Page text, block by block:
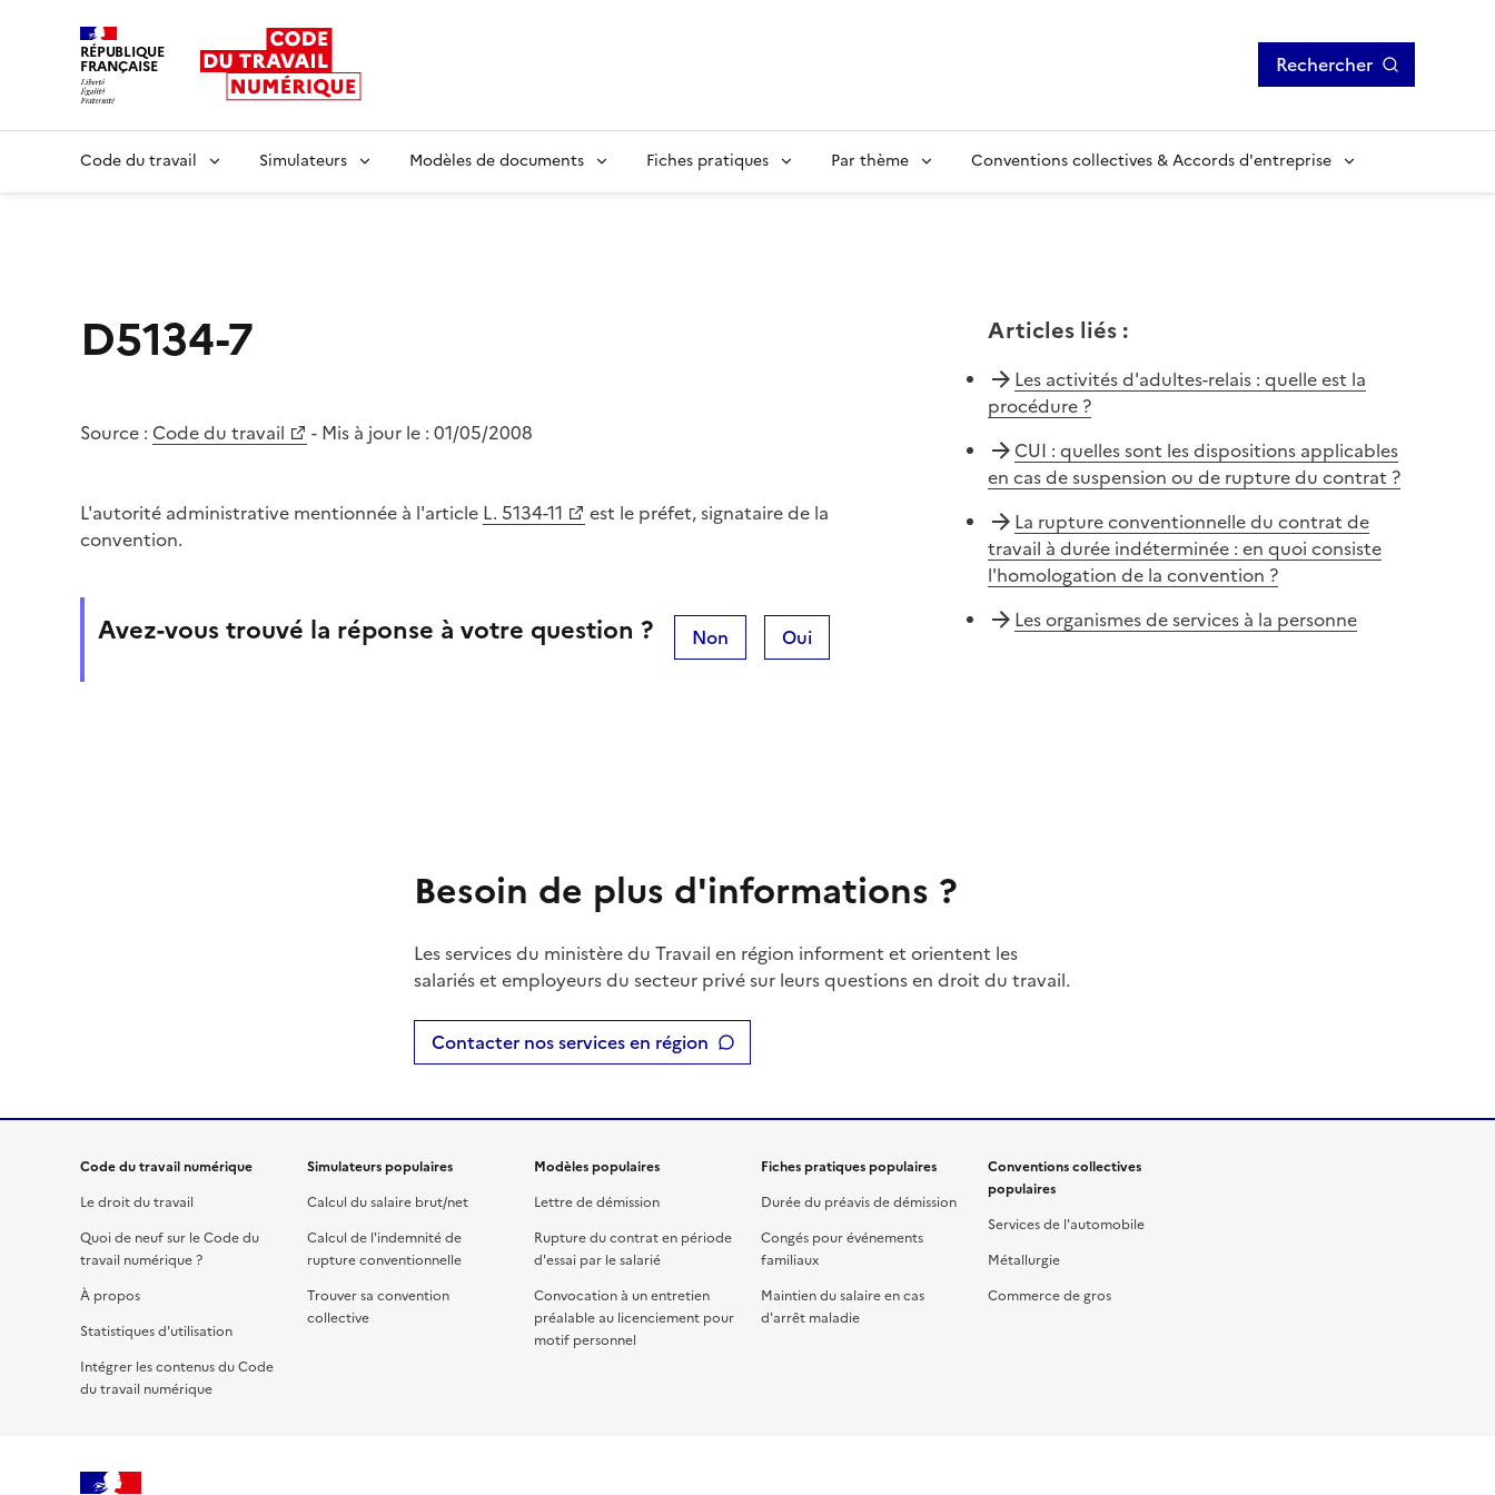
RÉPUBLIQUE
FRANÇAISE Rechercher
Code du travail Simulateurs Modèles de documents Fiches pratiques Par thème Conventions collectives & Accords d'entreprise
D5134-7
Source : Code du travail - Mis à jour le : 01/05/2008
L'autorité administrative mentionnée à l'article L. 5134-11
est le préfet, signataire de la
convention.
Avez-vous trouvé la réponse à votre question ? Non Oui
Articles liés:
Les activités d'adultes-relais : quelle est la
procédure ?
CUI : quelles sont les dispositions applicables
en cas de suspension ou de rupture du contrat ?
La rupture conventionnelle du contrat de
travail à durée indéterminée : en quoi consiste
l'homologation de la convention ?
Les organismes de services à la personne
Besoin de plus d'informations ?
Les services du ministère du Travail en région informent et orientent les
salariés et employeurs du secteur privé sur leurs questions en droit du travail.
Contacter nos services en région
Code du travail numérique
Le droit du travail
Quoi de neuf sur le Code du
travail numérique ?
À propos
Statistiques d'utilisation
Intégrer les contenus du Code
du travail numérique
Simulateurs populaires
Calcul du salaire brut/net
Calcul de l'indemnité de
rupture conventionnelle
Trouver sa convention
collective
Modèles populaires
Lettre de démission
Rupture du contrat en période
d'essai par le salarié
Convocation à un entretien
préalable au licenciement pour
motif personnel
Fiches pratiques populaires
Durée du préavis de démission
Congés pour événements
familiaux
Maintien du salaire en cas
d'arrêt maladie
Conventions collectives
populaires
Services de l'automobile
Métallurgie
Commerce de gros